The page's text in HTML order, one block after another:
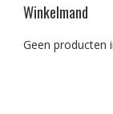
Winkelmand
Geen producten